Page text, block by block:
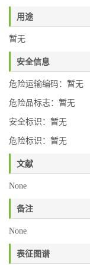
用途
暂无
安全信息
危险运输编码：暂无
危险品标志：暂无
安全标识：暂无
危险标识：暂无
文献
None
备注
None
表征图谱